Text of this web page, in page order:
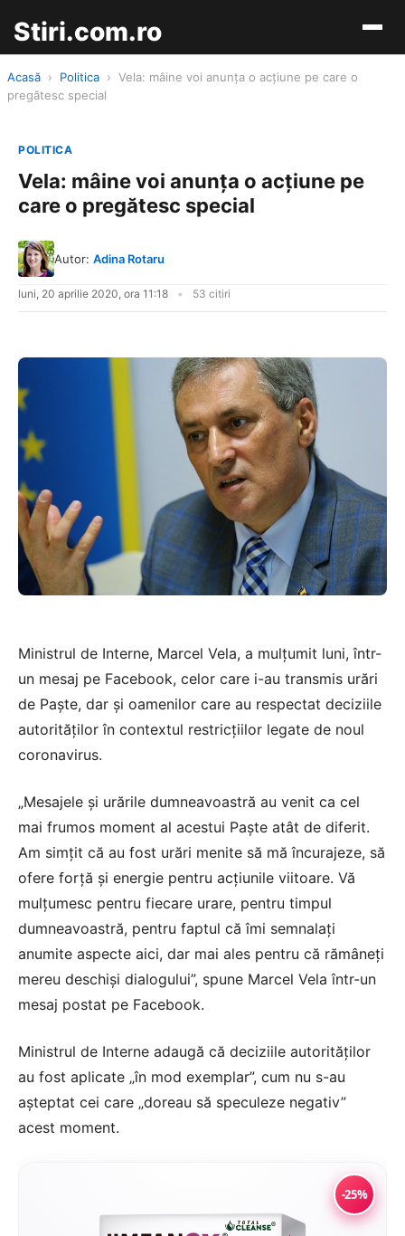
Stiri.com.ro
Acasă › Politica › Vela: mâine voi anunţa o acţiune pe care o
pregătesc special
POLITICA
Vela: mâine voi anunţa o acţiune pe
care o pregătesc special
Autor: Adina Rotaru
luni, 20 aprilie 2020, ora 11:18 53 citiri
Ministrul de Interne, Marcel Vela, a mulţumit luni, într-
un mesaj pe Facebook, celor care i-au transmis urări
de Paşte, dar şi oamenilor care au respectat deciziile
autorităţilor în contextul restricţiilor legate de noul
coronavirus.
„Mesajele şi urările dumneavoastră au venit ca cel
mai frumos moment al acestui Paşte atât de diferit.
Am simţit că au fost urări menite să mă încurajeze, să
ofere forţă şi energie pentru acţiunile viitoare. Vă
mulţumesc pentru fiecare urare, pentru timpul
dumneavoastră, pentru faptul că îmi semnalaţi
anumite aspecte aici, dar mai ales pentru că rămâneţi
mereu deschişi dialogului”, spune Marcel Vela într-un
mesaj postat pe Facebook.
Ministrul de Interne adaugă că deciziile autorităţilor
au fost aplicate „în mod exemplar”, cum nu s-au
aşteptat cei care „doreau să speculeze negativ”
acest moment.
-25%